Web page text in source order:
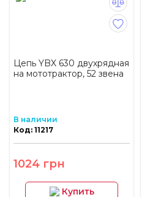
Цепь YBX 630 двухрядная
на мототрактор, 52 звена
В наличии
Код: 11217
1024 грн
Купить